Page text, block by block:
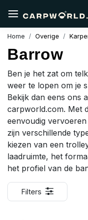
Home Overige
Barrow
Ben je het zat om
weer te lopen om je
Bekijk dan eens ons
carpworld.com. Met
eenvoudig
zijn verschillende
kiezen van een
laadruimte, het
het profiel van de
Filters